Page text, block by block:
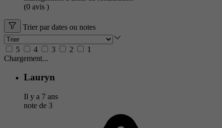
(0 avis )
Trier par dates ou notes
5 4 3 2
1
Chargement...
Lauryn
Il y a 7 ans
note de 3